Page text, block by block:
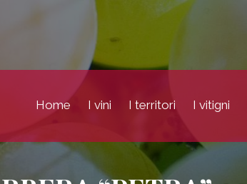
Home I vini I territori I vitigni